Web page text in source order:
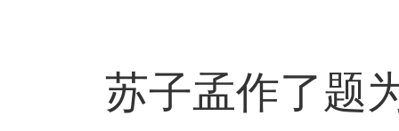
苏子孟作了题为